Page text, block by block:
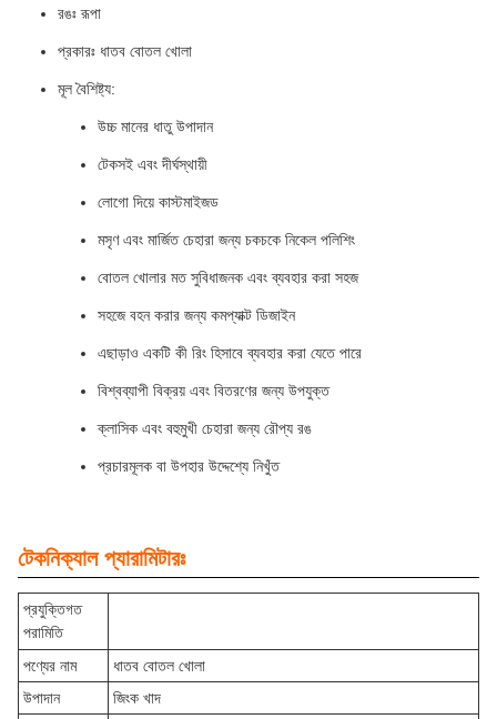
রঙঃ রূপা
প্রকারঃ ধাতব বোতল খোলা
মূল বৈশিষ্ট্য:
উচ্চ মানের ধাতু উপাদান
টেকসই এবং দীর্ঘস্থায়ী
লোগো দিয়ে কাস্টমাইজড
মসৃণ এবং মার্জিত চেহারা জন্য চকচকে নিকেল পলিশিং
বোতল খোলার মত সুবিধাজনক এবং ব্যবহার করা সহজ
সহজে বহন করার জন্য কমপ্যাক্ট ডিজাইন
এছাড়াও একটি কী রিং হিসাবে ব্যবহার করা যেতে পারে
বিশ্বব্যাপী বিক্রয় এবং বিতরণের জন্য উপযুক্ত
ক্লাসিক এবং বহুমুখী চেহারা জন্য রৌপ্য রঙ
প্রচারমূলক বা উপহার উদ্দেশ্যে নিখুঁত
টেকনিক্যাল প্যারামিটারঃ
প্রযুক্তিগত
পরামিতি
পণ্যের নাম
ধাতব বোতল খোলা
উপাদান
জিংক খাদ